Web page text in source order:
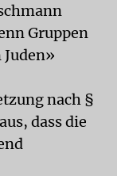
Gruppen
nach §
dass die